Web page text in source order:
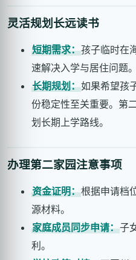
灵活规划长远读书
短期需求：孩子临时在
速解决入学与居住问题。
长期规划：如果希望孩
份稳定性至关重要。第
划长期上学路线。
办理第二家园注意事项
资金证明：根据申请档
源材料。
家庭成员同步申请：子
利。